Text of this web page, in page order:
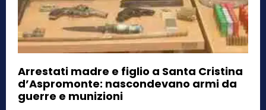
Arrestati madre e figlio a Santa Cristina
d’Aspromonte: nascondevano armi da
guerre e munizioni